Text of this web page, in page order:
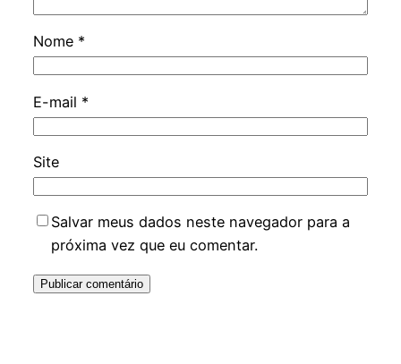
Nome *
E-mail *
Site
Salvar meus dados neste navegador para a
próxima vez que eu comentar.